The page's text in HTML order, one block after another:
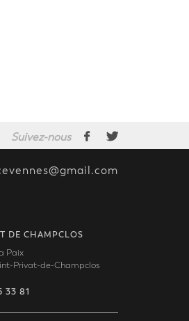
Suivez-nous
DE CHAMPCLOS
Paix
Privat-de-Champclos
33 81